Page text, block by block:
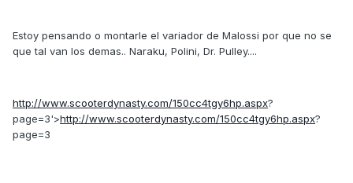
Estoy pensando o montarle el variador de Malossi por que no se
que tal van los demas.. Naraku, Polini, Dr. Pulley....
http://www.scooterdynasty.com/150cc4tgy6hp.aspx?
page=3'>http://www.scooterdynasty.com/150cc4tgy6hp.aspx?
page=3